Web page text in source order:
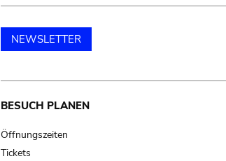
NEWSLETTER
Main
navigation
BESUCH PLANEN
Öffnungszeiten
Tickets